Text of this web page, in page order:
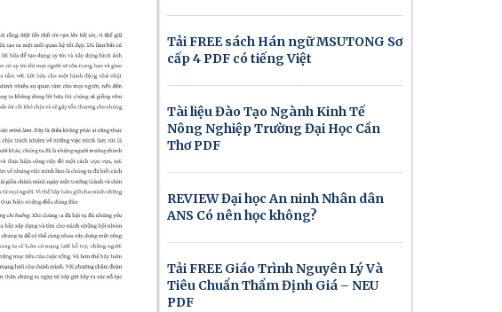
Tải FREE sách Hán ngữ MSUTONG Sơ
cấp 4 PDF có tiếng Việt
Tài liệu Đào Tạo Ngành Kinh Tế
Nông Nghiệp Trường Đại Học Cần
Thơ PDF
REVIEW Đại học An ninh Nhân dân
ANS Có nên học không?
Tải FREE Giáo Trình Nguyên Lý Và
Tiêu Chuẩn Thẩm Định Giá – NEU
PDF